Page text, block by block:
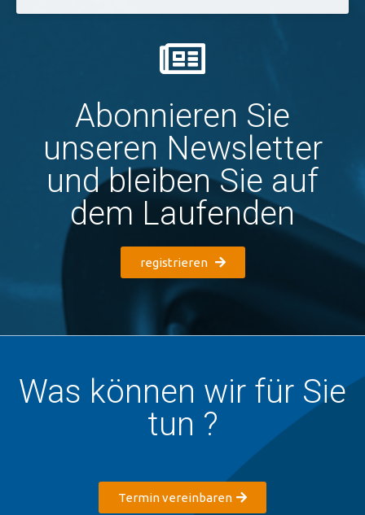
Abonnieren Sie
unseren Newsletter
und bleiben Sie auf
dem Laufenden
registrieren
Was können wir für Sie
tun ?
Termin vereinbaren